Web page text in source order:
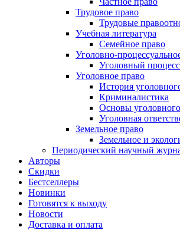
Трудовое право
Трудовые
Учебная литература
Семейное право
Уголовно-
Уголовный процесс
Уголовное право
История
Криминалистика
Основы
Уголовная
Земельное право
Земельное и
Периодический научный
Авторы
Скидки
Бестселлеры
Новинки
Готовятся к выходу
Новости
Доставка и оплата